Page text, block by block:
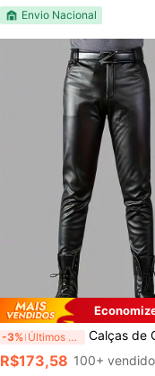
Envio Nacional
-3% Últimos 3 dias Calças de Couro Elásticas Slim Fit de Estilo Clássico para Primavera, Verão e Outono
R$173,58 100+ vendido